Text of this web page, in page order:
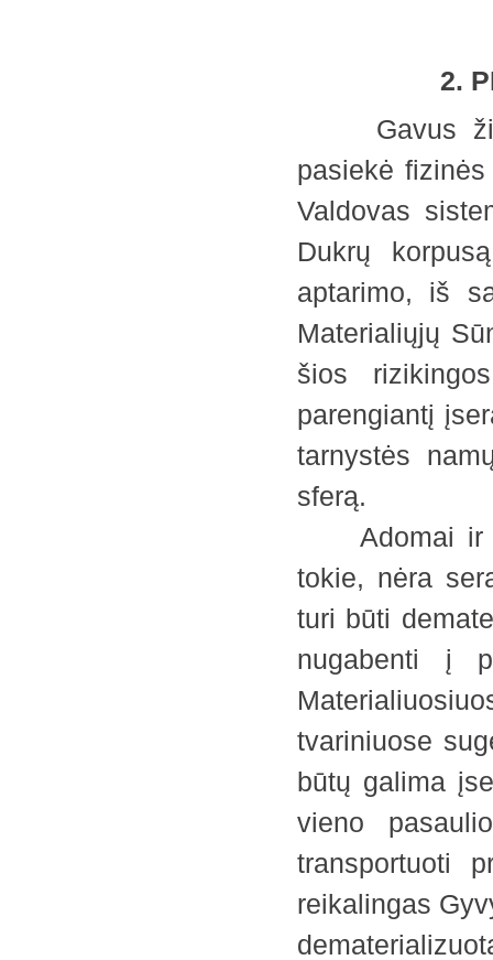
2.
Gavus
pasiekė
Valdovas
Dukrų
aptarimo, iš
Materialiųjų
šios
parengiantį
tarnystės
sferą.
Adomai ir
tokie, nėra
turi būti
nugabenti į
tvariniuose
būtų galima
vieno
transportuoti
reikalingas